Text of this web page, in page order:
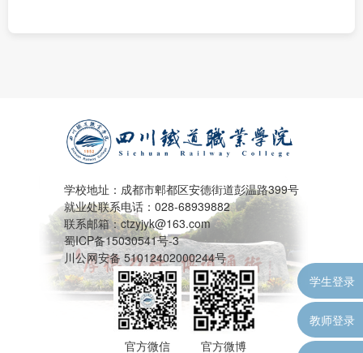
学生登录
教师登录
学校地址：成都市郫都区安德街道彭温路399号
就业处联系电话：028-68939882
联系邮箱：ctzyjyk@163.com
蜀ICP备15030541号-3
川公网安备 51012402000244号
官方微信 官方微博